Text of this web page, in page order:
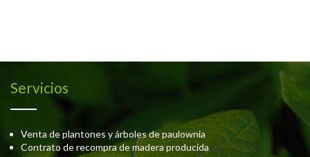
Servicios
Venta de plantones y árboles de paulownia
Contrato de recompra de madera producida